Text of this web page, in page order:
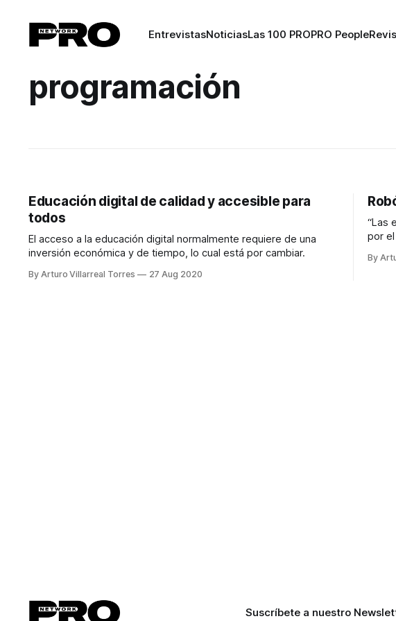
EntrevistasNoticiasLas 100 PROPRO People
programación
Educación digital de calidad y accesible para
todos
El acceso a la educación digital normalmente requiere de una
inversión económica y de tiempo, lo cual está por cambiar.
By Arturo Villarreal Torres 27 Aug 2020
“Las
por el
By
Suscríbete a nuestro